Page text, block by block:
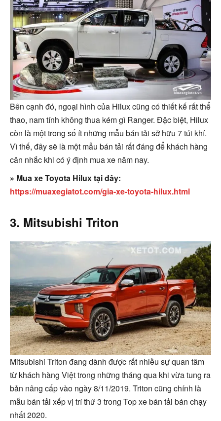
Bên cạnh đó, ngoại hình của Hilux cũng có thiết kế rất thể
thao, nam tính không thua kém gì Ranger. Đặc biệt, Hilux
còn là một trong số ít những mẫu bán tải sở hữu 7 túi khí.
Vì thế, đây sẽ là một mẫu bán tải rất đáng để khách hàng
cân nhắc khi có ý định mua xe năm nay.
» Mua xe Toyota Hilux tại đây:
https://muaxegiatot.com/gia-xe-toyota-hilux.html
3. Mitsubishi Triton
Mitsubishi Triton đang dành được rất nhiều sự quan tâm
từ khách hàng Việt trong những tháng qua khi vừa tung ra
bản nâng cấp vào ngày 8/11/2019. Triton cũng chính là
mẫu bán tải xếp vị trí thứ 3 trong Top xe bán tải bán chạy
nhất 2020.